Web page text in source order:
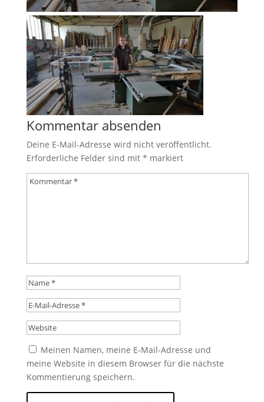
Kommentar absenden
Deine E-Mail-Adresse wird nicht veröffentlicht.
Erforderliche Felder sind mit * markiert
Meinen Namen, meine E-Mail-Adresse und
meine Website in diesem Browser für die nächste
Kommentierung speichern.